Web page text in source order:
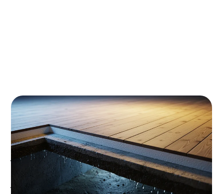
Woon je in Tiel en merk je dat je huis een koude
vloer heeft? Dan verlies je waarschijnlijk 10-15% van
je warmte door een ongeïsoleerde vloer. Met
vloerisolatie pak je €200-400 per jaar besparing op
je energierekening - en met de huidige gasprijzen